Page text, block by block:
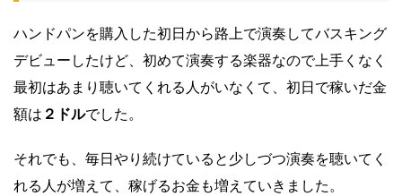
ハンドパンを購入した初日から路上で演奏してバスキング
デビューしたけど、初めて演奏する楽器なので上手くなく
最初はあまり聴いてくれる人がいなくて、初日で稼いだ金
額は ２ドルでした。
それでも、毎日やり続けていると少しづつ演奏を聴いてく
れる人が増えて、稼げるお金も増えていきました。